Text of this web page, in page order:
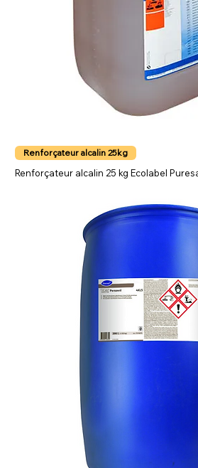
Renforçateur alcalin 25kg
Renforçateur alcalin 25 kg Ecolabel